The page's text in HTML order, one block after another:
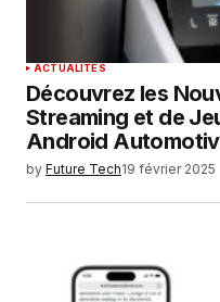
ACTUALITÉS
Découvrez les
Streaming et de
Android
by Future Tech19 février 2025